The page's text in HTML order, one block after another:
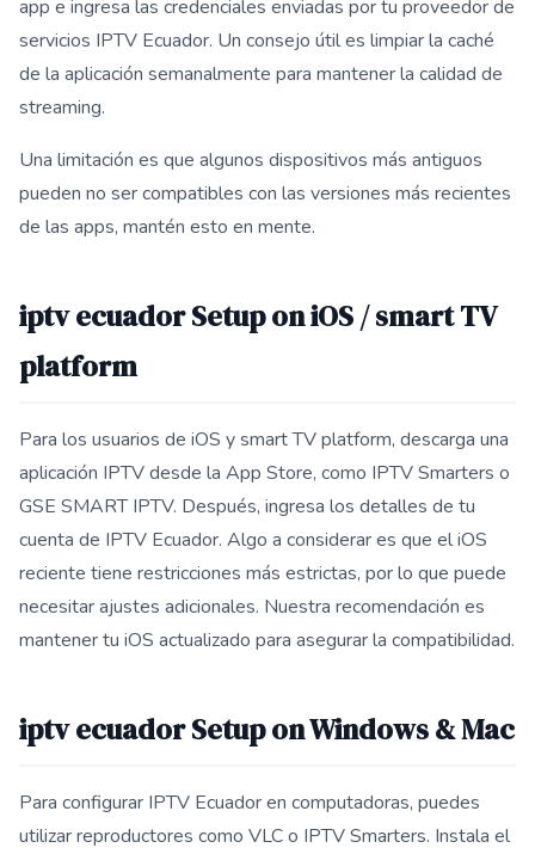
app e ingresa las credenciales enviadas por tu proveedor de
servicios IPTV Ecuador. Un consejo útil es limpiar la caché
de la aplicación semanalmente para mantener la calidad de
streaming.
Una limitación es que algunos dispositivos más antiguos
pueden no ser compatibles con las versiones más recientes
de las apps, mantén esto en mente.
iptv ecuador Setup on iOS / smart TV
platform
Para los usuarios de iOS y smart TV platform, descarga una
aplicación IPTV desde la App Store, como IPTV Smarters o
GSE SMART IPTV. Después, ingresa los detalles de tu
cuenta de IPTV Ecuador. Algo a considerar es que el iOS
reciente tiene restricciones más estrictas, por lo que puede
necesitar ajustes adicionales. Nuestra recomendación es
mantener tu iOS actualizado para asegurar la compatibilidad.
iptv ecuador Setup on Windows & Mac
Para configurar IPTV Ecuador en computadoras, puedes
utilizar reproductores como VLC o IPTV Smarters. Instala el